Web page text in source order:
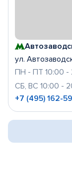
ул.
ПН - ПТ 10:00 -
СБ, ВС 10:00 -
+7 (495) 162-